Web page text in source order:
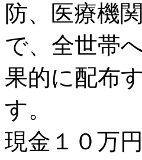
防、医療機
で、全世帯
果的に配布
す。
現金１０万